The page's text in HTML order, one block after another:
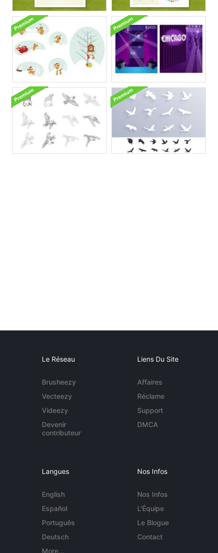
Le Réseau
Brusheezy
Vecteezy
Videezy
Devenir
contributeur
Liens Du Site
Affaires
Réclame
Support
DMCA
Langues
English
Español
Português
Deutsch
More...
Nos Infos
Nos Infos
L'Équipe
Le Blogue
Contact